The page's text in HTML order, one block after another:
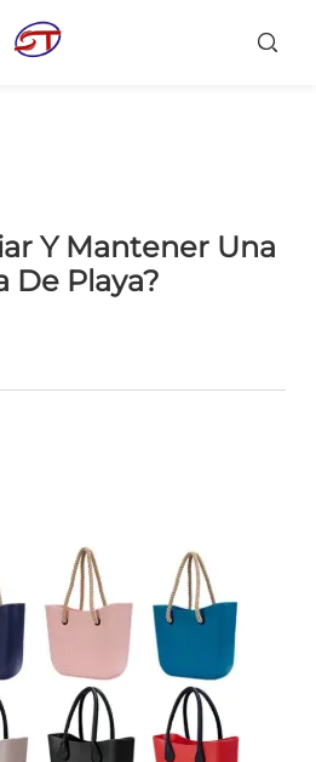
Y Mantener Una
De Playa?